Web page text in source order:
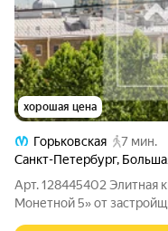
хорошая цена
Горьковская
7 мин.
Санкт-Петербург,
Арт. 128445402 Элитная
Монетной 5» от